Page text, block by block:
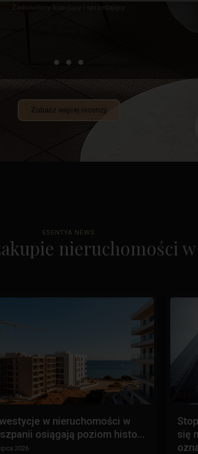
Zadowolony kupujący i sprzedający
Zobacz więcej recenzji
ESENTYA NEWS
nieruchomości
w nieruchomości w
osiągają poziom histo...
2026
się